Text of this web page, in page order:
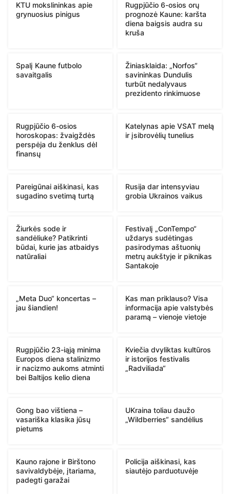
KTU mokslininkas apie
grynuosius pinigus
Rugpjūčio 6-osios orų
prognozė Kaune: karšta
diena baigsis audra su
kruša
Spalį Kaune futbolo
savaitgalis
Žiniasklaida: „Norfos“
savininkas Dundulis
turbūt nedalyvaus
prezidento rinkimuose
Rugpjūčio 6-osios
horoskopas: žvaigždės
perspėja du ženklus dėl
finansų
Katelynas apie VSAT melą
ir įsibrovėlių tunelius
Pareigūnai aiškinasi, kas
sugadino svetimą turtą
Rusija dar intensyviau
grobia Ukrainos vaikus
Žiurkės sode ir
sandėliuke? Patikrinti
būdai, kurie jas atbaidys
natūraliai
Festivalį „ConTempo“
uždarys sudėtingas
pasirodymas aštuonių
metrų aukštyje ir piknikas
Santakoje
„Meta Duo“ koncertas –
jau šiandien!
Kas man priklauso? Visa
informacija apie valstybės
paramą – vienoje vietoje
Rugpjūčio 23-iąją minima
Europos diena stalinizmo
ir nacizmo aukoms atminti
bei Baltijos kelio diena
Kviečia dvyliktas kultūros
ir istorijos festivalis
„Radviliada“
Gong bao vištiena –
vasariška klasika jūsų
pietums
UKraina toliau daužo
„Wildberries“ sandėlius
Kauno rajone ir Birštono
savivaldybėje, įtariama,
padegti garažai
Policija aiškinasi, kas
siautėjo parduotuvėje